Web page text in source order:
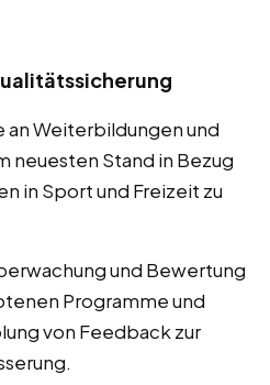
an Weiterbildungen und
neuesten Stand in Bezug
in Sport und Freizeit zu
und Bewertung
Programme und
von Feedback zur